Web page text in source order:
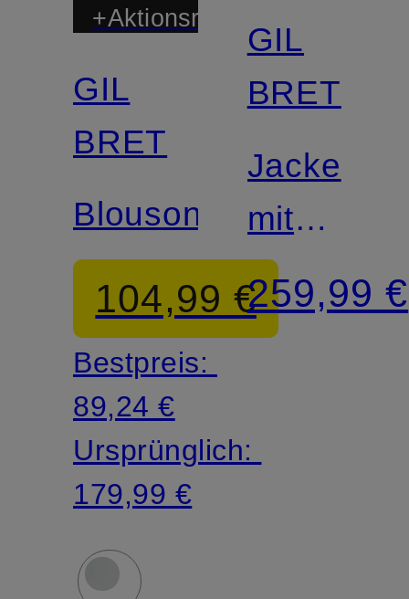
+Aktionsrabatt
GIL
BRET
Blouson
104,99 €
Bestpreis:
89,24 €
Ursprünglich:
179,99 €
GIL
BRET
Jacke
mit
Kapuze
259,99 €